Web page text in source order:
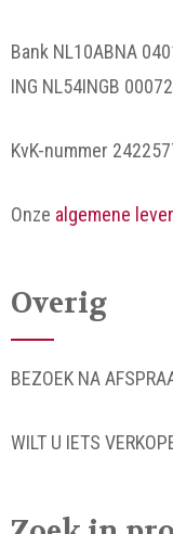
Bank NL10ABNA
ING NL54INGB
KvK-nummer
Onze algemene
Overig
BEZOEK NA
WILT U IETS